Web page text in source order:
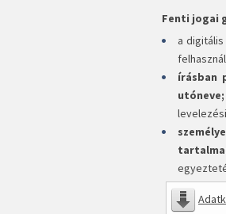
Fenti jogai
a
írásban